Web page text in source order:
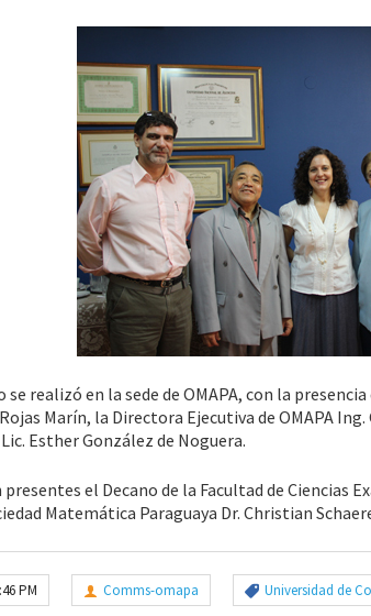
se realizó en la sede de OMAPA, con la
Marín, la Directora Ejecutiva de OMAPA
Esther González de Noguera.
el Decano de la Facultad de Ciencias
Matemática Paraguaya Dr. Christian
PM Comms-omapa Universidad de